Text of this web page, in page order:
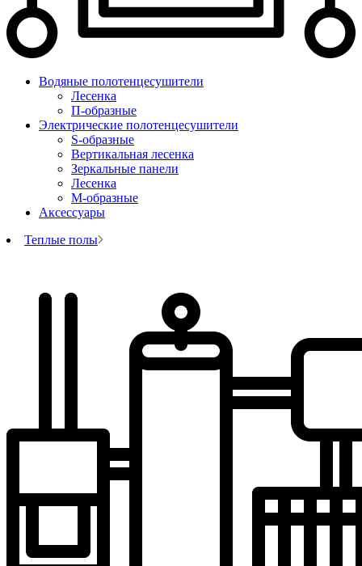
Водяные полотенцесушители
Лесенка
П-образные
Электрические полотенцесушители
S-образные
Вертикальная лесенка
Зеркальные панели
Лесенка
М-образные
Аксессуары
Теплые полы